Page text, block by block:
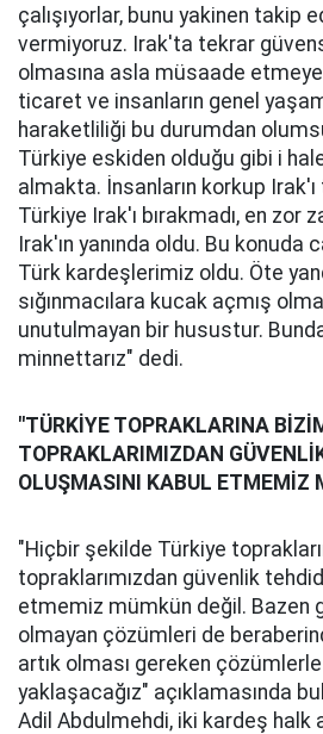
çalışıyorlar, bunu yakinen takip
vermiyoruz. Irak'ta tekrar
olmasına asla müsaade
ticaret ve insanların genel
haraketliliği bu durumdan
Türkiye eskiden olduğu gibi i
almakta. İnsanların korkup
Türkiye Irak'ı bırakmadı, en zor
Irak'ın yanında oldu. Bu konuda
Türk kardeşlerimiz oldu. Öte
sığınmacılara kucak açmış
unutulmayan bir husustur.
minnettarız" dedi.
"TÜRKİYE TOPRAKLARINA
TOPRAKLARIMIZDAN
OLUŞMASINI KABUL ETMEMİZ
"Hiçbir şekilde Türkiye
topraklarımızdan güvenlik
etmemiz mümkün değil. Bazen
olmayan çözümleri de
artık olması gereken
yaklaşacağız" açıklamasında
Adil Abdulmehdi, iki kardeş halk